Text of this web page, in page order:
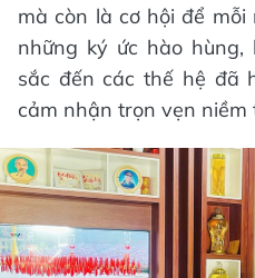
mà còn là cơ hội để
những ký ức hào
sắc đến các thế hệ đã
cảm nhận trọn vẹn niềm